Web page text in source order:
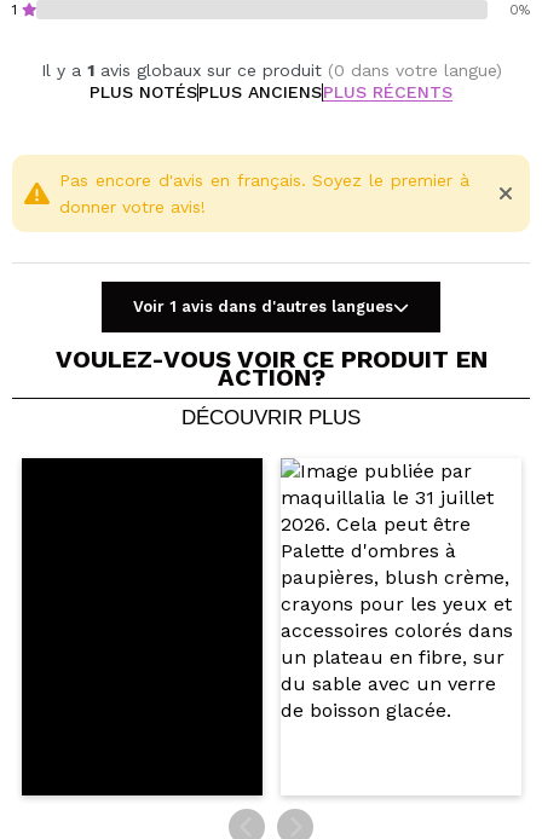
1 0%
Il y a 1avis globaux sur ce produit (0 dans votre langue)
PLUS NOTÉSPLUS ANCIENSPLUS RÉCENTS
Partager une vidéo ou une photo
Votre vidéo pourrait être la première. Imaginez...
Recommandez-vous cet achat? Oui Non
5/5
ENVOYER
Pas encore d'avis en français. Soyez le premier à
donner votre avis!
Voir 1 avis dans d'autres langues
VOULEZ-VOUS VOIR CE PRODUIT EN
ACTION?
DÉCOUVRIR PLUS